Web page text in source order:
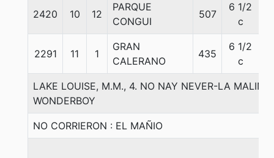
2420 10 12
PARQUE
CONGUI
507
6 1/2
c
2291 11 1
GRAN
CALERANO
435
6 1/2
c
LAKE LOUISE, M.M., 4. NO NAY NEVER-LA
WONDERBOY
NO CORRIERON : EL MAÑIO